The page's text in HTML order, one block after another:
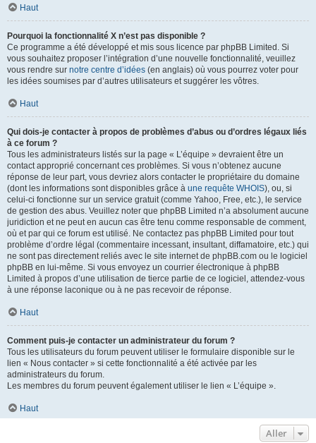
Haut
Pourquoi la fonctionnalité X n’est pas disponible ?
Ce programme a été développé et mis sous licence par phpBB Limited. Si
vous souhaitez proposer l’intégration d’une nouvelle fonctionnalité, veuillez
vous rendre sur notre centre d’idées (en anglais) où vous pourrez voter pour
les idées soumises par d’autres utilisateurs et suggérer les vôtres.
Haut
Qui dois-je contacter à propos de problèmes d’abus ou d’ordres légaux liés
à ce forum ?
Tous les administrateurs listés sur la page « L’équipe » devraient être un
contact approprié concernant ces problèmes. Si vous n’obtenez aucune
réponse de leur part, vous devriez alors contacter le propriétaire du domaine
(dont les informations sont disponibles grâce à une requête WHOIS), ou, si
celui-ci fonctionne sur un service gratuit (comme Yahoo, Free, etc.), le service
de gestion des abus. Veuillez noter que phpBB Limited n’a absolument aucune
juridiction et ne peut en aucun cas être tenu comme responsable de comment,
où et par qui ce forum est utilisé. Ne contactez pas phpBB Limited pour tout
problème d’ordre légal (commentaire incessant, insultant, diffamatoire, etc.) qui
ne sont pas directement reliés avec le site internet de phpBB.com ou le logiciel
phpBB en lui-même. Si vous envoyez un courrier électronique à phpBB
Limited à propos d’une utilisation de tierce partie de ce logiciel, attendez-vous
à une réponse laconique ou à ne pas recevoir de réponse.
Haut
Comment puis-je contacter un administrateur du forum ?
Tous les utilisateurs du forum peuvent utiliser le formulaire disponible sur le
lien « Nous contacter » si cette fonctionnalité a été activée par les
administrateurs du forum.
Les membres du forum peuvent également utiliser le lien « L’équipe ».
Haut
Aller